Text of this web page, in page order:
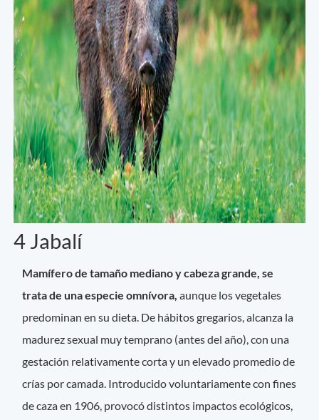
4 Jabalí
Mamífero de tamaño mediano y cabeza grande, se
trata de una especie omnívora,aunque los vegetales
predominan en su dieta. De hábitos gregarios, alcanza la
madurez sexual muy temprano (antes del año), con una
gestación relativamente corta y un elevado promedio de
crías por camada. Introducido voluntariamente con fines
de caza en 1906, provocó distintos impactos ecológicos,